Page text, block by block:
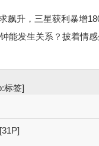
飙升，三星获利暴增
能发生关系？披着情
标签]